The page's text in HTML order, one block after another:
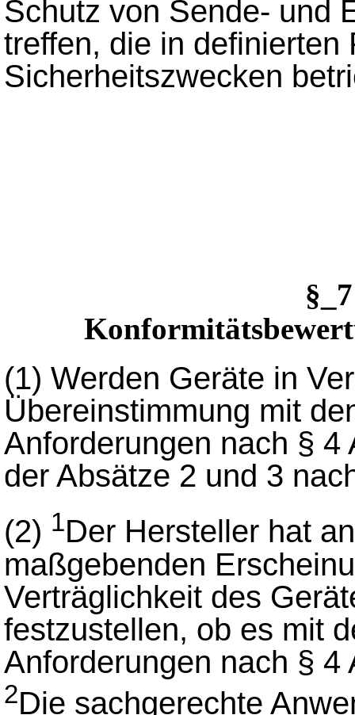
Schutz von Sende- und
treffen, die in definierten
Sicherheitszwecken
(1) Werden Geräte in
Übereinstimmung mit
Anforderungen nach § 4
der Absätze 2 und 3
(2) 1Der Hersteller hat
maßgebenden
Verträglichkeit des
festzustellen, ob es mit
Anforderungen nach § 4
2Die sachgerechte